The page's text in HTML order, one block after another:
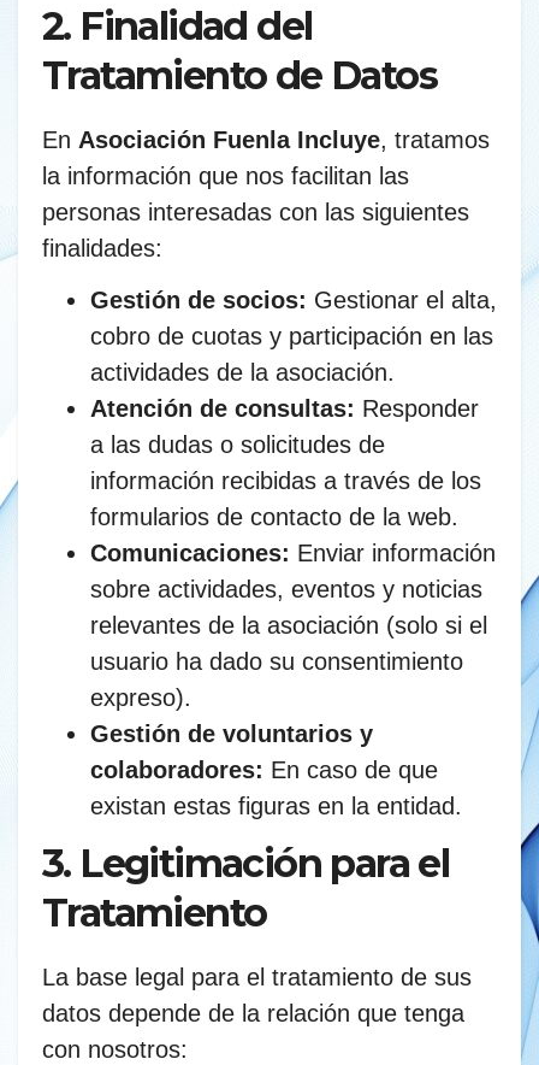
2. Finalidad del
Tratamiento de Datos
En Asociación Fuenla Incluye, tratamos
la información que nos facilitan las
personas interesadas con las siguientes
finalidades:
Gestión de socios: Gestionar el alta,
cobro de cuotas y participación en las
actividades de la asociación.
Atención de consultas: Responder
a las dudas o solicitudes de
información recibidas a través de los
formularios de contacto de la web.
Comunicaciones: Enviar información
sobre actividades, eventos y noticias
relevantes de la asociación (solo si el
usuario ha dado su consentimiento
expreso).
Gestión de voluntarios y
colaboradores: En caso de que
existan estas figuras en la entidad.
3. Legitimación para el
Tratamiento
La base legal para el tratamiento de sus
datos depende de la relación que tenga
con nosotros: